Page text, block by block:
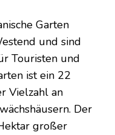
Garten
und sind
Touristen und
ist ein 22
Vielzahl an
Der
großer